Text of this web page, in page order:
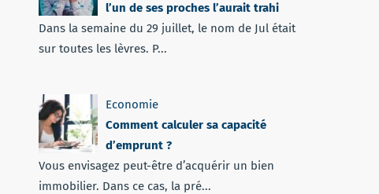
l’un de ses proches l’aurait trahi
Dans la semaine du 29 juillet, le nom de Jul était
sur toutes les lèvres. P...
Economie
Comment calculer sa capacité
d’emprunt ?
Vous envisagez peut-être d’acquérir un bien
immobilier. Dans ce cas, la pré...